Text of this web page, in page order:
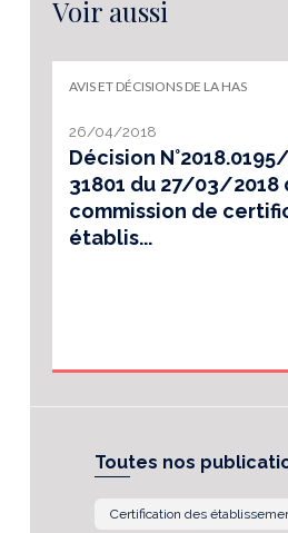
Voir aussi
AVIS ET DÉCISIONS DE LA HAS
26/04/2018
Décision
31801 du 27/03/2018
commission de
établis...
Toutes nos
Certification des